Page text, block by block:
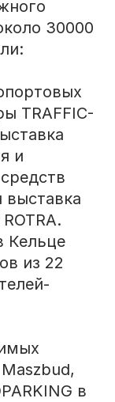
30000
TRAFFIC-
и
Кельце
из 22
в